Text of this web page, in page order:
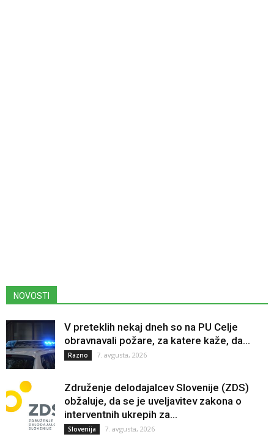
NOVOSTI
V preteklih nekaj dneh so na PU Celje
obravnavali požare, za katere kaže, da...
Razno 7. avgusta, 2026
Združenje delodajalcev Slovenije (ZDS)
obžaluje, da se je uveljavitev zakona o
interventnih ukrepih za...
Slovenija 7. avgusta, 2026